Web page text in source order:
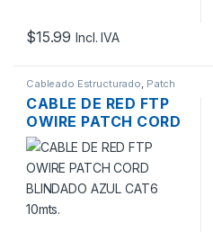
$15.99 Incl. IVA
Cableado Estructurado, Patch
CABLE DE RED FTP
OWIRE PATCH CORD
BLINDADO AZUL
CAT6 10MTS.